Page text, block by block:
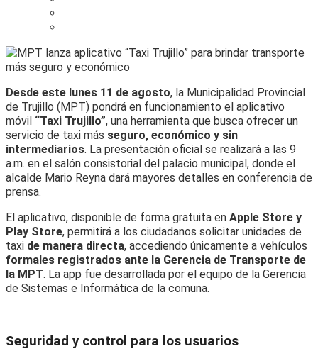
Desde este lunes 11 de agosto, la Municipalidad Provincial
de Trujillo (MPT) pondrá en funcionamiento el aplicativo
móvil “Taxi Trujillo”, una herramienta que busca ofrecer un
servicio de taxi más seguro, económico y sin
intermediarios. La presentación oficial se realizará a las 9
a.m. en el salón consistorial del palacio municipal, donde el
alcalde Mario Reyna dará mayores detalles en conferencia de
prensa.
El aplicativo, disponible de forma gratuita en Apple Store y
Play Store, permitirá a los ciudadanos solicitar unidades de
taxi de manera directa, accediendo únicamente a vehículos
formales registrados ante la Gerencia de Transporte de
la MPT. La app fue desarrollada por el equipo de la Gerencia
de Sistemas e Informática de la comuna.
Seguridad y control para los usuarios